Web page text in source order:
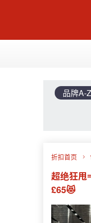
品牌A-Z
折扣首页
超绝狂甩
£65😻